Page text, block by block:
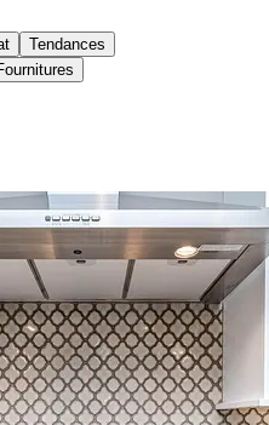
Tendances